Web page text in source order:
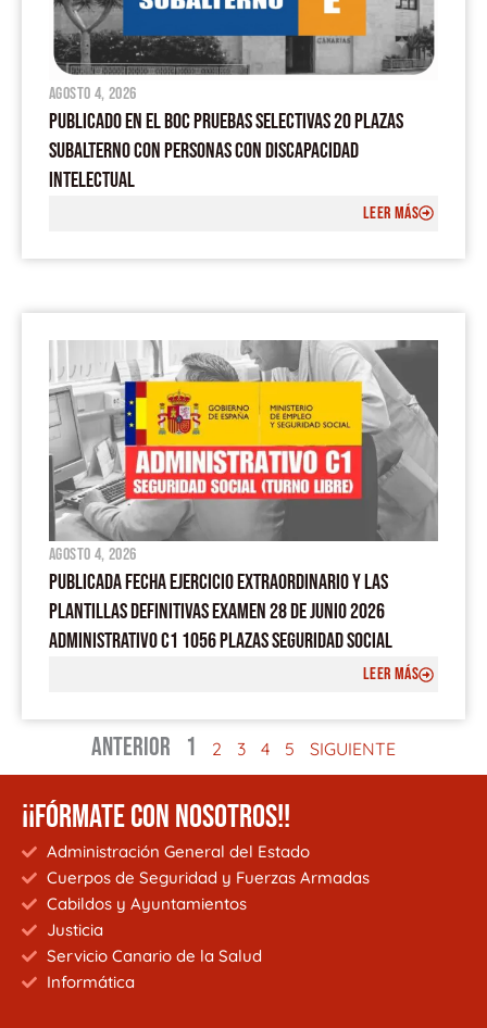
agosto 4, 2026
PUBLICADO EN EL BOC PRUEBAS SELECTIVAS 20 PLAZAS
SUBALTERNO CON PERSONAS CON DISCAPACIDAD
INTELECTUAL
LEER MÁS
agosto 4, 2026
PUBLICADA FECHA EJERCICIO EXTRAORDINARIO Y LAS
PLANTILLAS DEFINITIVAS EXAMEN 28 DE JUNIO 2026
ADMINISTRATIVO C1 1056 PLAZAS SEGURIDAD SOCIAL
LEER MÁS
ANTERIOR 1 2 3 4 5 SIGUIENTE
¡¡FÓRMATE CON NOSOTROS!!
Administración General del Estado
Cuerpos de Seguridad y Fuerzas Armadas
Cabildos y Ayuntamientos
Justicia
Servicio Canario de la Salud
Informática